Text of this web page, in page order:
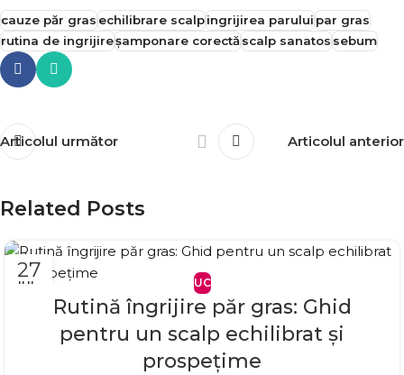
cauze păr grasechilibrare scalpingrijirea paruluipar gras
rutina de ingrijireșamponare corectăscalp sanatossebum
Articolul următor Articolul anterior
Related Posts
27
IUL. UC
Rutină îngrijire păr gras: Ghid
pentru un scalp echilibrat și
prospețime